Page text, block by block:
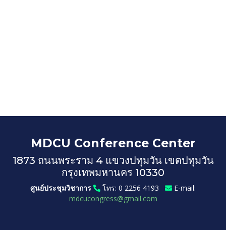
MDCU Conference Center
1873 ถนนพระราม 4 แขวงปทุมวัน เขตปทุมวัน
กรุงเทพมหานคร 10330
ศูนย์ประชุมวิชาการ โทร: 0 2256 4193
E-mail:
mdcucongress@gmail.com